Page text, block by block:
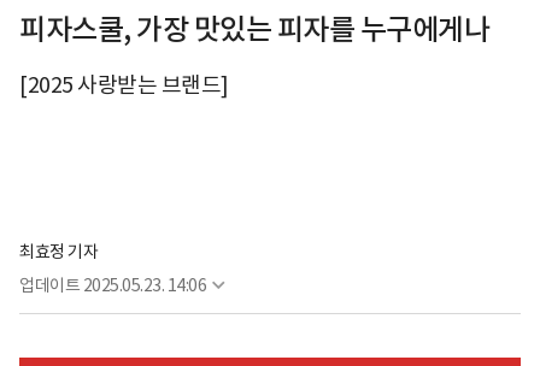
피자스쿨, 가장 맛있는 피자를 누구에게나
[2025 사랑받는 브랜드]
최효정 기자
업데이트 2025.05.23. 14:06